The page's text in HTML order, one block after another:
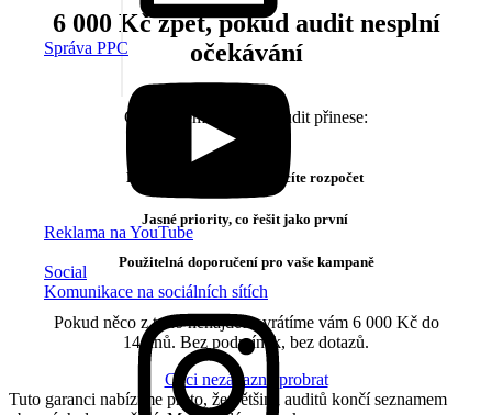
Správa PPC
Reklama na YouTube
Social
Komunikace na sociálních sítích
6 000 Kč zpět, pokud audit nesplní
očekávání
Garantujeme, že vám audit přinese:
Konkrétní místa, kde ztrácíte rozpočet
Jasné priority, co řešit jako první
Použitelná doporučení pro vaše kampaně
Pokud něco z toho nenajdete, vrátíme vám 6 000 Kčdo
14 dnů. Bez podmínek, bez dotazů.
Chci nezávazně probrat
Tuto garanci nabízíme proto, že většina auditů končí seznamem